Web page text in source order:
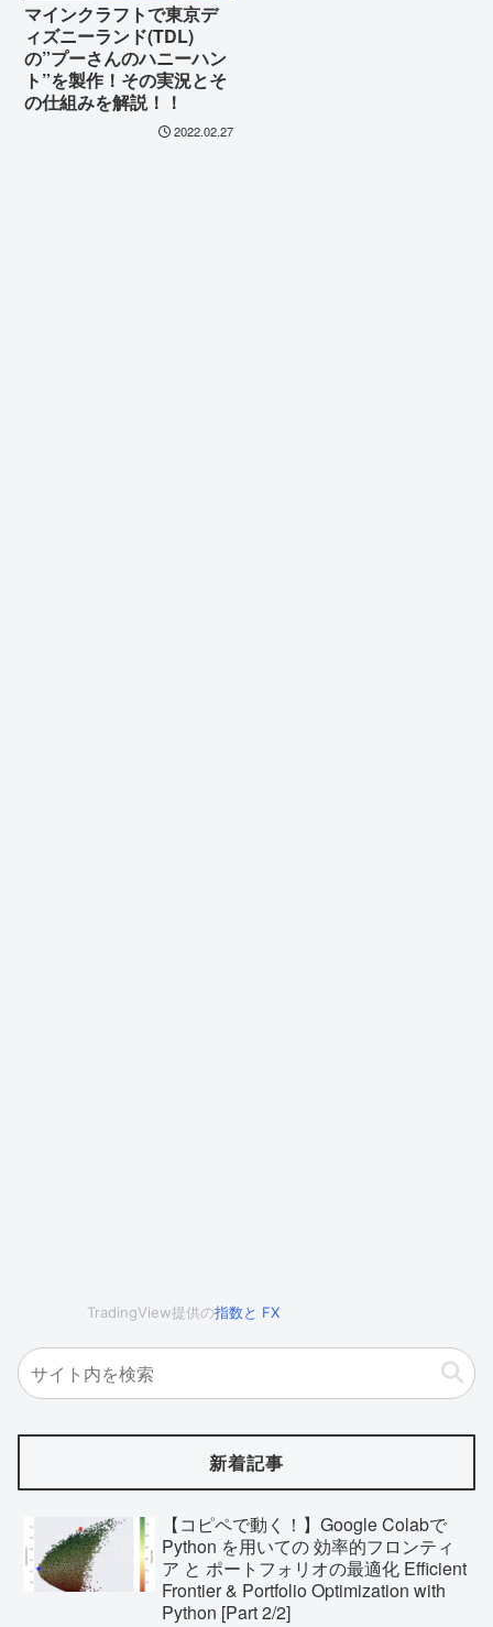
マインクラフトで東京デ
ィズニーランド(TDL)
の”プーさんのハニーハン
ト”を製作！その実況とそ
の仕組みを解説！！
2022.02.27
TradingView提供の指数と FX
新着記事
【コピペで動く！】Google Colabで
Python を用いての 効率的フロンティ
ア と ポートフォリオの最適化 Efficient
Frontier & Portfolio Optimization with
Python [Part 2/2]